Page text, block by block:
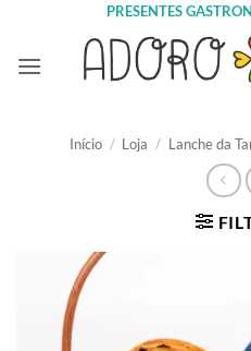
content
PRESENTES
Início / Loja / Lanche da